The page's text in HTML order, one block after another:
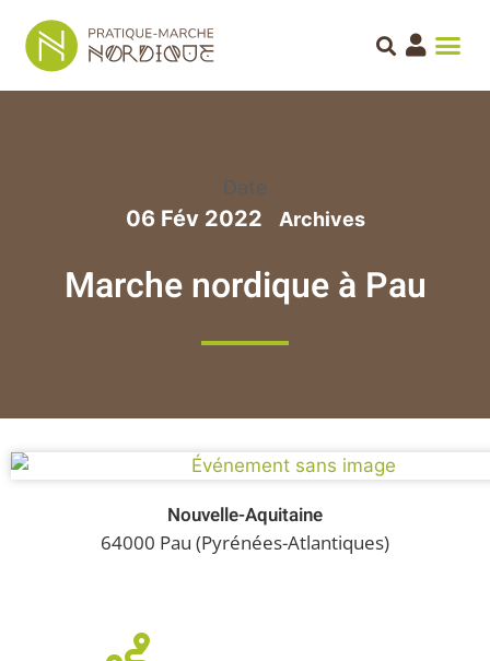
Date
06 Fév 2022
Marche nordique à Pau
Nouvelle-Aquitaine
64000 Pau (Pyrénées-Atlantiques)